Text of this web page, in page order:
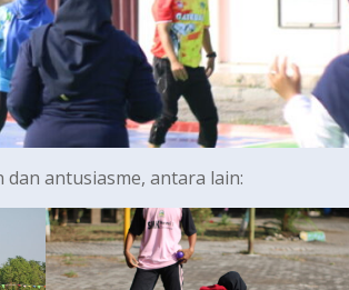
antusiasme, antara lain: